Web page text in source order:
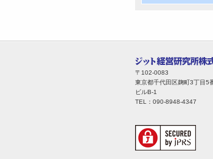
〒102-0083
東京都千代田区麹町3丁目5
ビルB-1
TEL：090-8948-4347